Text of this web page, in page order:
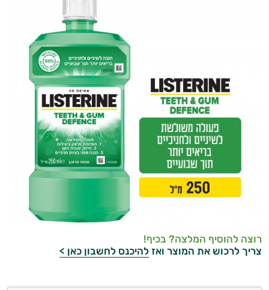
רוצה להוסיף המלצה? בכיף!
צריך לרכוש את המוצר ואז להיכנס לחשבון כאן >